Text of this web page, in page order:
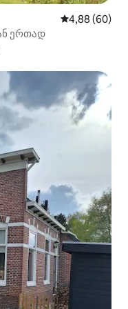
საშუალო
4,88 (60)
ერთად